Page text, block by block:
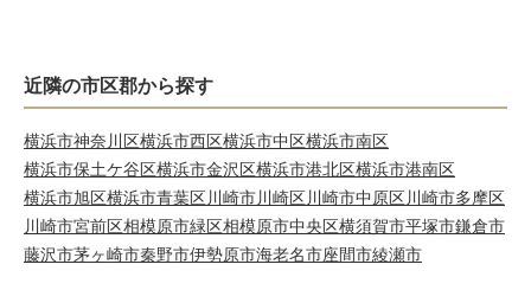
近隣の市区郡から探す
横浜市神奈川区横浜市西区横浜市中区横浜市南区
横浜市保土ケ谷区横浜市金沢区横浜市港北区横浜市港南区
横浜市旭区横浜市青葉区川崎市川崎区川崎市中原区川崎市多摩区
川崎市宮前区相模原市緑区相模原市中央区横須賀市平塚市鎌倉市
藤沢市茅ヶ崎市秦野市伊勢原市海老名市座間市綾瀬市